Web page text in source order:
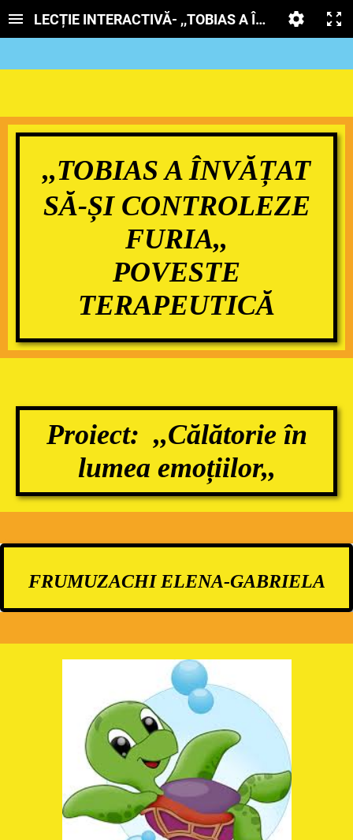
LECȚIE INTERACTIVĂ- ,,TOBIAS A ÎNVĂȚAT SĂ-
,,TOBIAS A ÎNVĂȚAT
SĂ-ȘI CONTROLEZE
FURIA,,
POVESTE
TERAPEUTICĂ
Proiect: ,,Călătorie în
lumea emoțiilor,,
FRUMUZACHI ELENA-GABRIELA